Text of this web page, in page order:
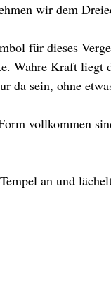
wir dem
für dieses
Wahre Kraft liegt
da sein, ohne
vollkommen
an und